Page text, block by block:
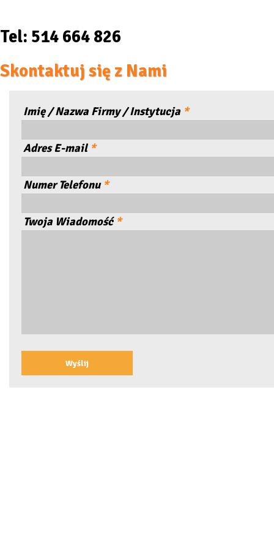
Tel: 514 664 826
Skontaktuj się z Nami
Imię / Nazwa Firmy / Instytucja *
Adres E-mail *
Numer Telefonu *
Twoja Wiadomość *